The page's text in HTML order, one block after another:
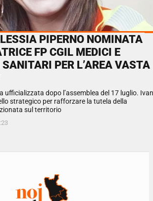
PIPERNO NOMINATA
FP CGIL MEDICI E
PER L’AREA VASTA
ufficializzata dopo l’assemblea del 17 luglio. Ivan
strategico per rafforzare la tutela della
sul territorio